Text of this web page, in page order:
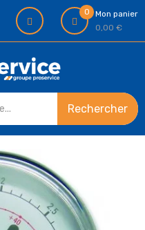
0
Mon panier
0,00 €
Rechercher